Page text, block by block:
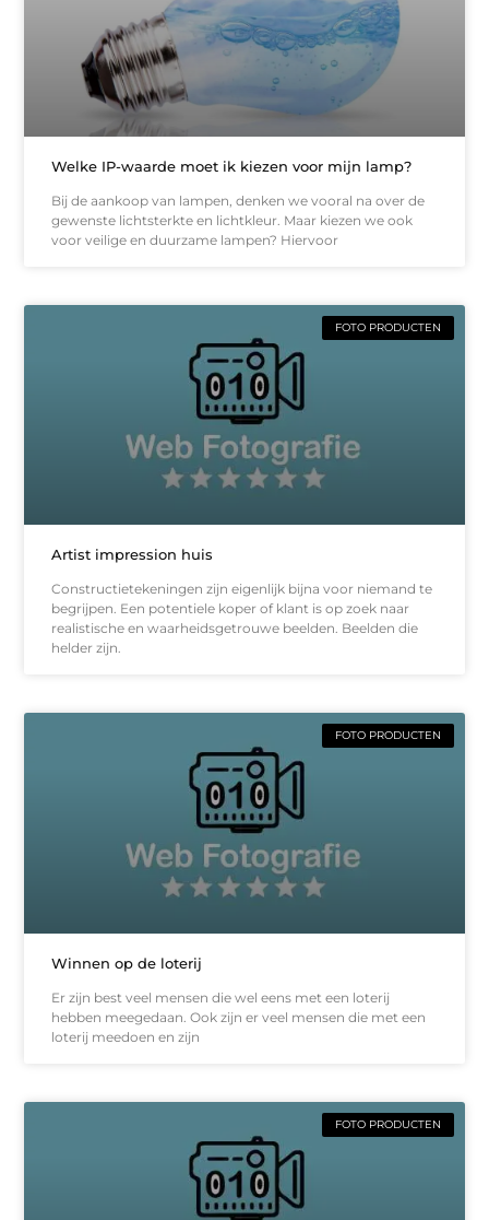
Welke IP-waarde moet ik kiezen voor mijn lamp?
Bij de aankoop van lampen, denken we vooral na over de
gewenste lichtsterkte en lichtkleur. Maar kiezen we ook
voor veilige en duurzame lampen? Hiervoor
FOTO PRODUCTEN
Artist impression huis
Constructietekeningen zijn eigenlijk bijna voor niemand te
begrijpen. Een potentiele koper of klant is op zoek naar
realistische en waarheidsgetrouwe beelden. Beelden die
helder zijn.
FOTO PRODUCTEN
Winnen op de loterij
Er zijn best veel mensen die wel eens met een loterij
hebben meegedaan. Ook zijn er veel mensen die met een
loterij meedoen en zijn
FOTO PRODUCTEN